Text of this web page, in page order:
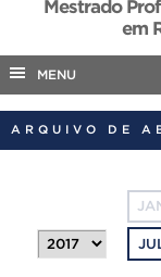
COBALTO
CONCURSOS
PORTARIAS
Mestrado
em
MENU
ARQUIVO DE